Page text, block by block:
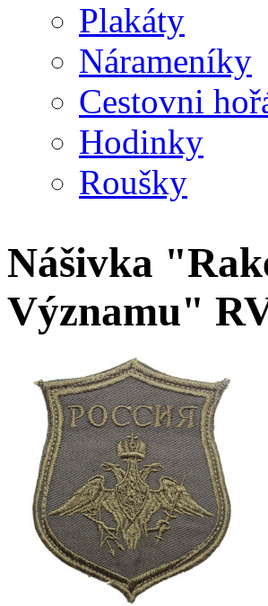
Plakáty
Nárameníky
Cestovni
Hodinky
Roušky
Nášivka
Významu"